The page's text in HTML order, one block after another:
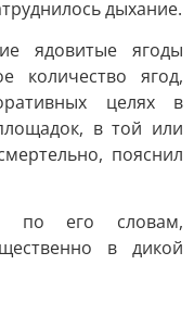
дыхание.
ядовитые ягоды
количество ягод,
целях в
в той или
пояснил
по его словам,
в дикой